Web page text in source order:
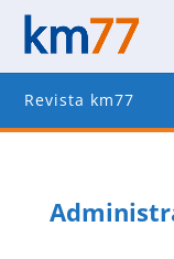
Revista km77